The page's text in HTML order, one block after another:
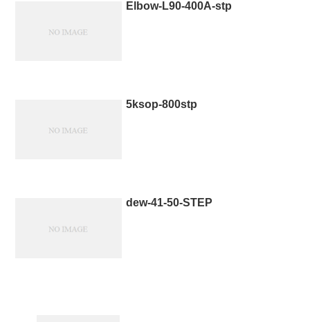
Elbow-L90-400A-stp
5ksop-800stp
dew-41-50-STEP